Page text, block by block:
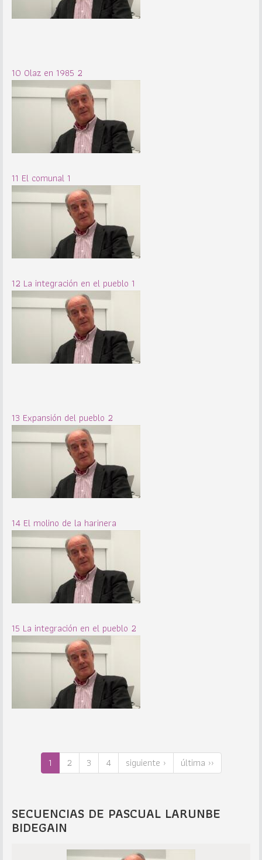
10 Olaz en 1985 2
11 El comunal 1
12 La integración en el pueblo 1
13 Expansión del pueblo 2
14 El molino de la harinera
15 La integración en el pueblo 2
1 2 3 4 siguiente › última ››
SECUENCIAS DE PASCUAL LARUNBE
BIDEGAIN